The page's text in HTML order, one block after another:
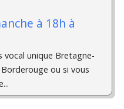
à 18h à
vocal unique Bretagne-
ou si vous